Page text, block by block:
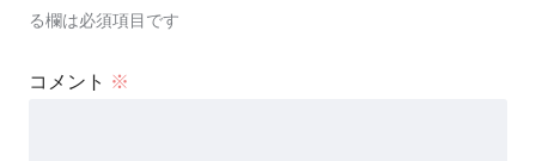
る欄は必須項目です
コメント ※